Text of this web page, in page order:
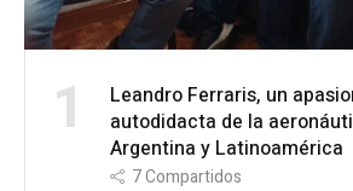
1
Leandro Ferraris, un
autodidacta de la
Argentina y Latinoamérica
7Compartidos